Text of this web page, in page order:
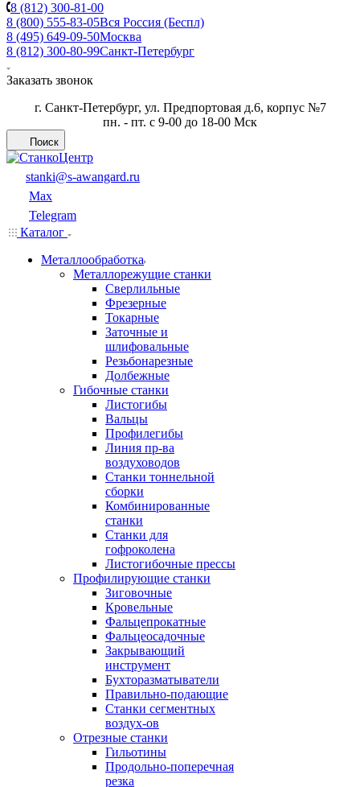
8 (812) 300-81-00
8 (800) 555-83-05Вся Россия (Беспл)
8 (495) 649-09-50Москва
8 (812) 300-80-99Санкт-Петербург
Заказать звонок
г. Санкт-Петербург, ул. Предпортовая д.6, корпус №7
пн. - пт. с 9-00 до 18-00 Мск
Поиск
stanki@s-awangard.ru
Max
Telegram
Каталог
Металлообработка
Металлорежущие станки
Сверлильные
Фрезерные
Токарные
Заточные и
шлифовальные
Резьбонарезные
Долбежные
Гибочные станки
Листогибы
Вальцы
Профилегибы
Линия пр-ва
воздуховодов
Станки тоннельной
сборки
Комбинированные
станки
Станки для
гофроколена
Листогибочные прессы
Профилирующие станки
Зиговочные
Кровельные
Фальцепрокатные
Фальцеосадочные
Закрывающий
инструмент
Бухторазматыватели
Правильно-подающие
Станки сегментных
воздух-ов
Отрезные станки
Гильотины
Продольно-поперечная
резка